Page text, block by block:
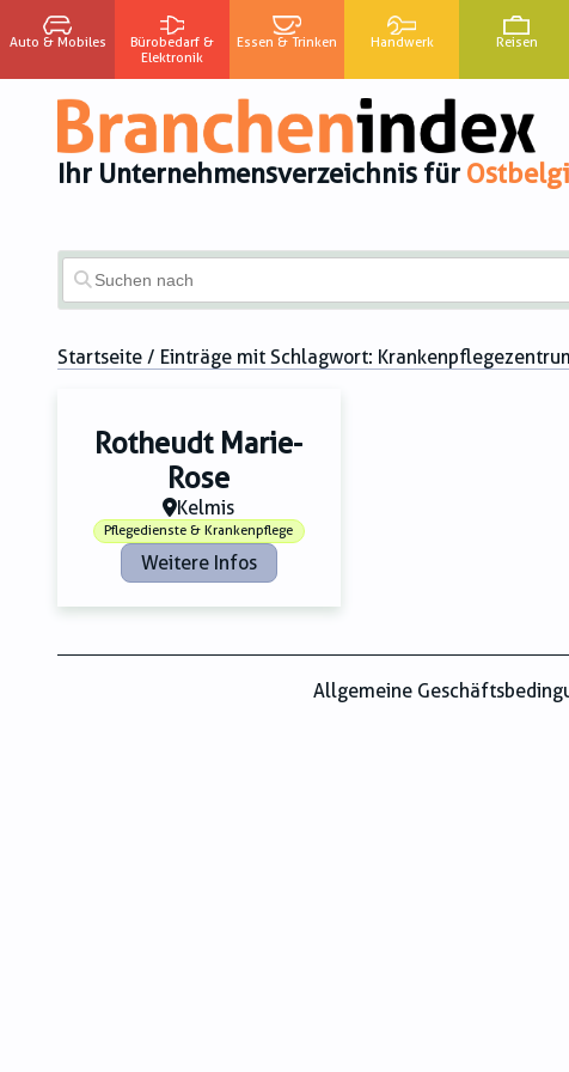
Auto & Mobiles
Bürobedarf &
Elektronik
Essen & Trinken Handwerk Reisen
Ihr Unternehmensverzeichnis für
Startseite / Einträge mit Schlagwort:
Rotheudt Marie-
Rose
Kelmis
Pflegedienste & Krankenpflege
Weitere Infos
Allgemeine